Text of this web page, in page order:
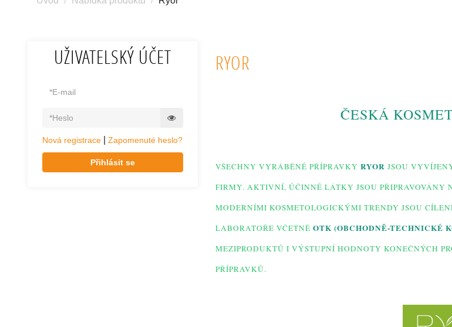
UŽIVATELSKÝ ÚČET
Nová registrace Zapomenuté heslo?
Přihlásit se
RYOR
ČESKÁ
VŠECHNY VYRÁBĚNÉ PŘÍPRAVKY RYOR JSOU
FIRMY. AKTIVNÍ, ÚČINNÉ LÁTKY JSOU PŘIPRAVOVÁNY
MODERNÍMI KOSMETOLOGICKÝMI TRENDY JSOU
LABORATOŘE VČETNĚ OTK (OBCHODNĚ-TECHNICKÉ
MEZIPRODUKTŮ I VÝSTUPNÍ HODNOTY KONEČNÝCH
PŘÍPRAVKŮ.